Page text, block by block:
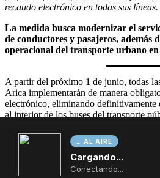
AL AIRE
Cargando...
Conectando...